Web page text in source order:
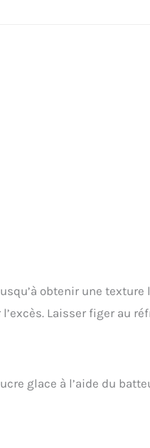
obtenir une
Laisser figer au
glace à l’aide du